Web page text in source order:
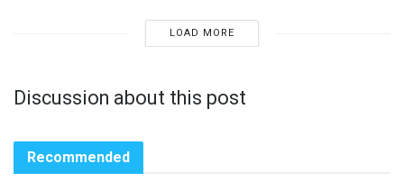
LOAD MORE
Discussion about this post
Recommended